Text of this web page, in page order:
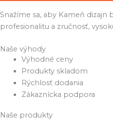
Snažíme sa, aby Kameň
profesionalitu a zručnosť,
Naše výhody
Výhodné ceny
Produkty skladom
Rýchlosť dodania
Zákaznícka podpora
Naše produkty